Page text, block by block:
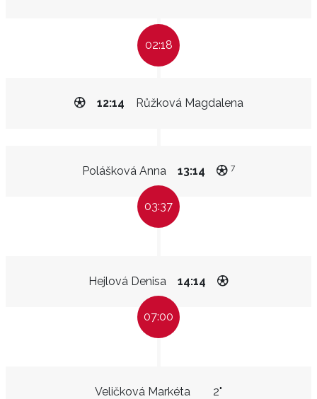
02:18
Růžková Magdalena
12:14
Polášková Anna 13:14 7
03:37
Hejlová Denisa 14:14
07:00
Veličková Markéta 2"